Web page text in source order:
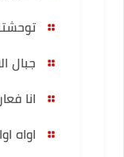
جبال
انا
اواه